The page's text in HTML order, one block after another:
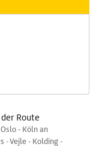
Route
- Köln an
- Vejle - Kolding -